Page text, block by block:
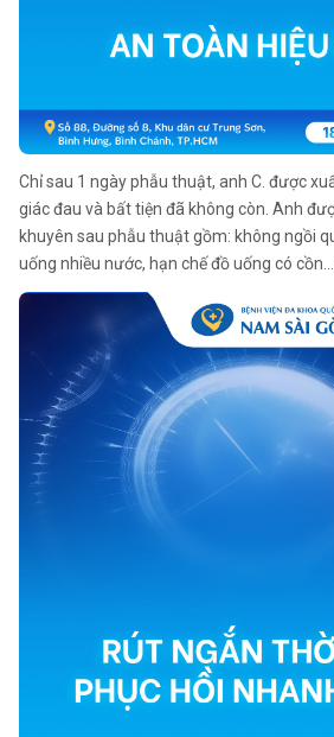
Chỉ sau 1 ngày phẫu thuật, anh C. được
giác đau và bất tiện đã không còn. Anh
khuyên sau phẫu thuật gồm: không ngồi
uống nhiều nước, hạn chế đồ uống có